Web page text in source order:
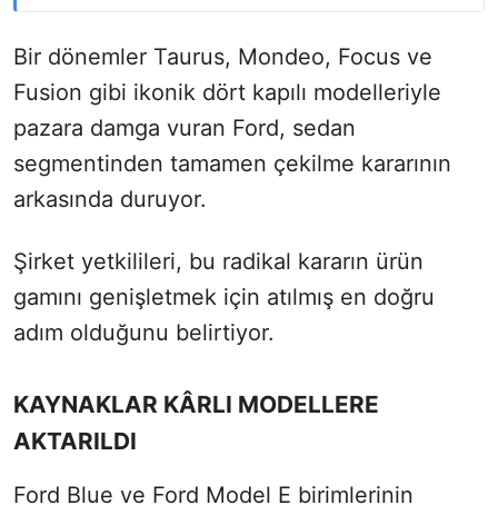
Bir dönemler Taurus, Mondeo, Focus ve
Fusion gibi ikonik dört kapılı modelleriyle
pazara damga vuran Ford, sedan
segmentinden tamamen çekilme kararının
arkasında duruyor.
Şirket yetkilileri, bu radikal kararın ürün
gamını genişletmek için atılmış en doğru
adım olduğunu belirtiyor.
KAYNAKLAR KÂRLI MODELLERE
AKTARILDI
Ford Blue ve Ford Model E birimlerinin